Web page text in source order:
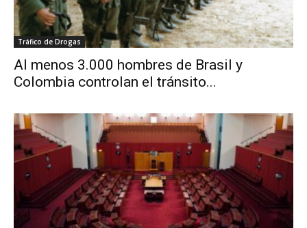
Tráfico de Drogas
Al menos 3.000 hombres de Brasil y
Colombia controlan el tránsito...